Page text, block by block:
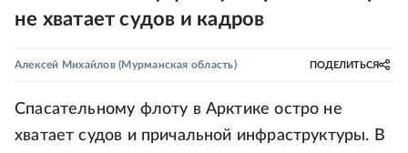
не хватает судов и кадров
Алексей Михайлов(Мурманская область) ПОДЕЛИТЬСЯ
Спасательному флоту в Арктике остро не
хватает судов и причальной инфраструктуры. В